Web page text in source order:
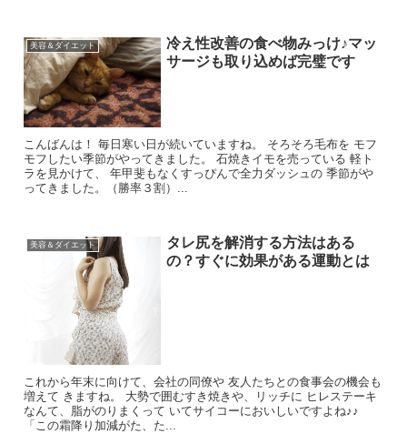
美容＆ダイエット
冷え性改善の食べ物みっけ♪マッ
サージも取り込めば完璧です
こんばんは！ 毎日寒い日が続いていますね。 そろそろ毛布を モフ
モフしたい季節がやってきました。 石焼きイモを売っている 軽ト
ラを見かけて、 年甲斐もなくすっぴんで全力ダッシュの 季節がや
ってきました。（勝率３割）...
美容＆ダイエット
タレ尻を解消する方法はある
の？すぐに効果がある運動とは
これから年末に向けて、会社の同僚や 友人たちとの食事会の機会も
増えて きますね。 大勢で囲むすき焼きや、リッチに ヒレステーキ
なんて、脂がのりまくって いてサイコーにおいしいですよね♪♪
「この霜降り加減がた、た...